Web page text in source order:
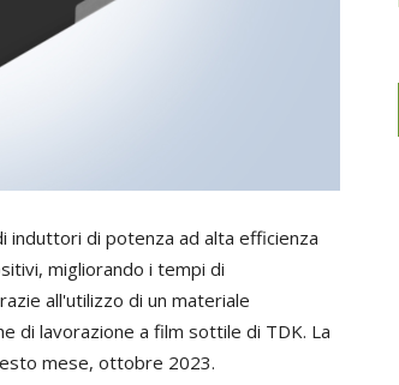
induttori di potenza ad alta efficienza
migliorando i tempi di
all'utilizzo di un materiale
di lavorazione a film sottile di TDK. La
mese, ottobre 2023.